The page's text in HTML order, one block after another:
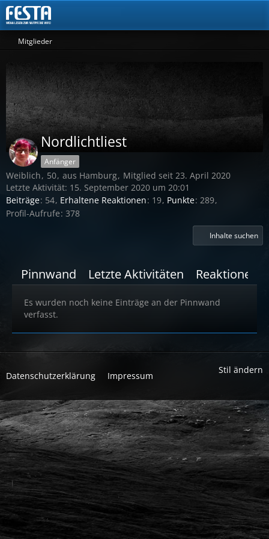
Mitglieder
Nordlichtliest
Anfänger
Weiblich 50 aus Hamburg Mitglied seit 23. April 2020
Letzte Aktivität: 15. September 2020 um 20:01
Beiträge 54 Erhaltene Reaktionen 19 Punkte 289
Profil-Aufrufe 378
Inhalte suchen
Pinnwand Letzte Aktivitäten Reaktionen
Es wurden noch keine Einträge an der Pinnwand
verfasst.
Stil ändern
Datenschutzerklärung Impressum